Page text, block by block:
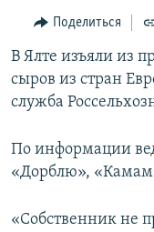
навигации
Вернутся
поиску
11 ЛЕТ ОККУПАЦИИ
ЕЩЕ
ИНТЕРАКТИВ
ИНФОГРАФИКА
СОВЕТЫ
ПОБЕДИТЕЛЕЙ НЕ
РАДІО СВОБОДА
КАК ОБОЙТИ
Українською
Qırımtatar
ПРИСОЕДИНЯЙТЕСЬ!
Поделиться
В Ялте изъяли из
сыров из стран
служба
По информации
«Дорблю»,
«Собственник не